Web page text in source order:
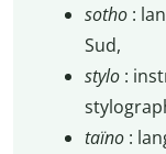
sotho :
Sud,
stylo :
taïno :